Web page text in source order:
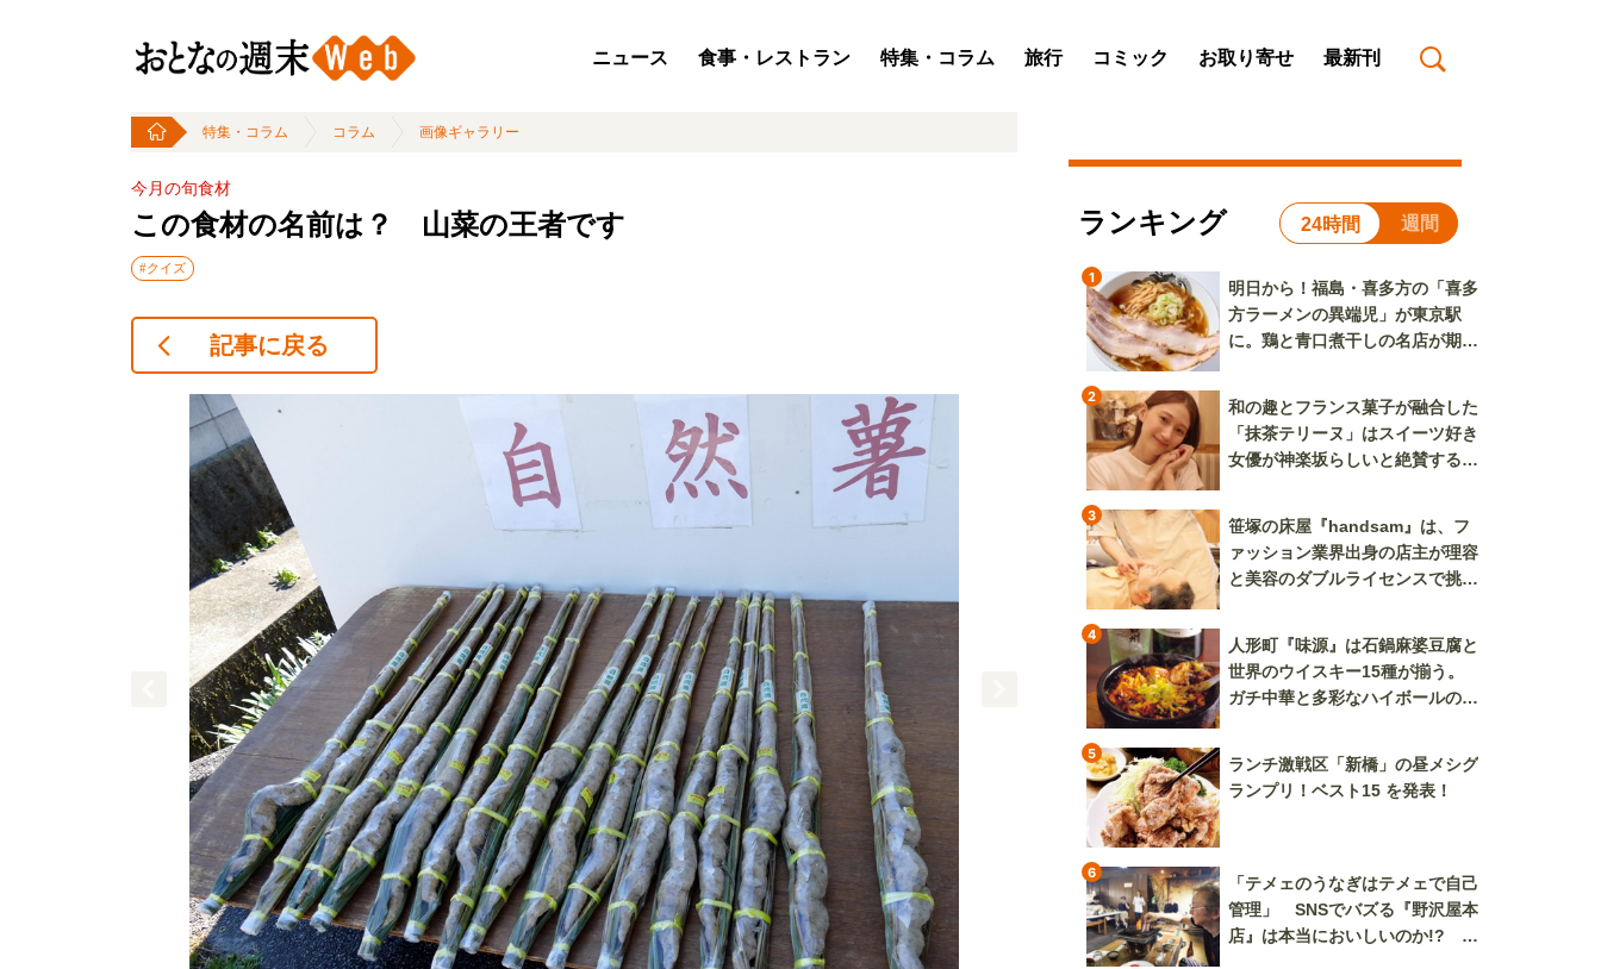
ニュース 食事・レストラン 特集・コラム 旅行 コミック お取り寄せ 最新刊
特集・コラム コラム 画像ギャラリー
今月の旬食材
この食材の名前は？ 山菜の王者です
#クイズ
記事に戻る
ランキング 24時間 週間
1
明日から！福島・喜多方の「喜多
方ラーメンの異端児」が東京駅
に。鶏と青口煮干しの名店が期間
2
和の趣とフランス菓子が融合した
「抹茶テリーヌ」はスイーツ好き
女優が神楽坂らしいと絶賛する逸
3
笹塚の床屋『handsam』は、フ
ァッション業界出身の店主が理容
と美容のダブルライセンスで挑む
4
人形町『味源』は石鍋麻婆豆腐と
世界のウイスキー15種が揃う。
ガチ中華と多彩なハイボールの組
5
ランチ激戦区「新橋」の昼メシグ
ランプリ！ベスト15 を発表！
6
「テメェのうなぎはテメェで自己
管理」 SNSでバズる『野沢屋本
店』は本当においしいのか!? い